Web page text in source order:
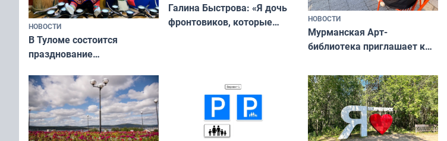
НОВОСТИ
В Туломе состоится
празднование
коренных народов мира
Галина Быстрова: «Я дочь
фронтовиков, которые
НОВОСТИ
Мурманская Арт-
библиотека приглашает к
и фотографов